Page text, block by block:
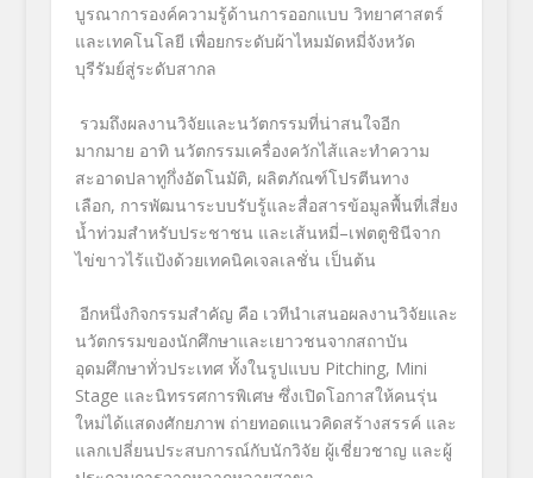
บูรณาการองค์ความรู้ด้านการออกแบบ วิทยาศาสตร์
และเทคโนโลยี เพื่อยกระดับผ้าไหมมัดหมี่จังหวัด
บุรีรัมย์สู่ระดับสากล
รวมถึงผลงานวิจัยและนวัตกรรมที่น่าสนใจอีก
มากมาย อาทิ นวัตกรรมเครื่องควักไส้และทำความ
สะอาดปลาทูกึ่งอัตโนมัติ, ผลิตภัณฑ์โปรตีนทาง
เลือก, การพัฒนาระบบรับรู้และสื่อสารข้อมูลพื้นที่เสี่ยง
น้ำท่วมสำหรับประชาชน และเส้นหมี่–เฟตตูชินีจาก
ไข่ขาวไร้แป้งด้วยเทคนิคเจลเลชั่น เป็นต้น
อีกหนึ่งกิจกรรมสำคัญ คือ เวทีนำเสนอผลงานวิจัยและ
นวัตกรรมของนักศึกษาและเยาวชนจากสถาบัน
อุดมศึกษาทั่วประเทศ ทั้งในรูปแบบ Pitching, Mini
Stage และนิทรรศการพิเศษ ซึ่งเปิดโอกาสให้คนรุ่น
ใหม่ได้แสดงศักยภาพ ถ่ายทอดแนวคิดสร้างสรรค์ และ
แลกเปลี่ยนประสบการณ์กับนักวิจัย ผู้เชี่ยวชาญ และผู้